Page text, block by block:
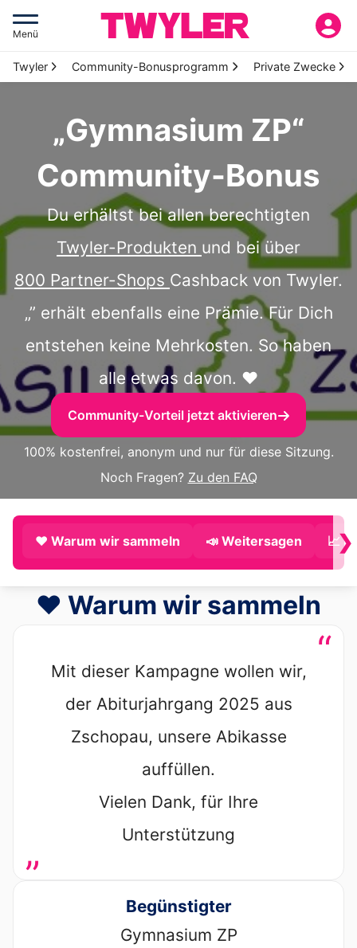
Menü
Twyler Community-Bonusprogramm Private Zwecke
„Gymnasium ZP“
Community-Bonus
Du erhältst bei allen berechtigten
Twyler-Produkten und bei über
800 Partner-Shops Cashback von Twyler.
„” erhält ebenfalls eine Prämie. Für Dich
entstehen keine Mehrkosten. So haben
alle etwas davon. ❤️
Community-Vorteil jetzt aktivieren
100% kostenfrei, anonym und nur für diese Sitzung.
Noch Fragen? Zu den FAQ
❤️ Warum wir sammeln 📣 Weitersagen 📈❯
❤️ Warum wir sammeln
„
“
Mit dieser Kampagne wollen wir,
der Abiturjahrgang 2025 aus
Zschopau, unsere Abikasse
auffüllen.
Vielen Dank, für Ihre
Unterstützung
Begünstigter
Gymnasium ZP